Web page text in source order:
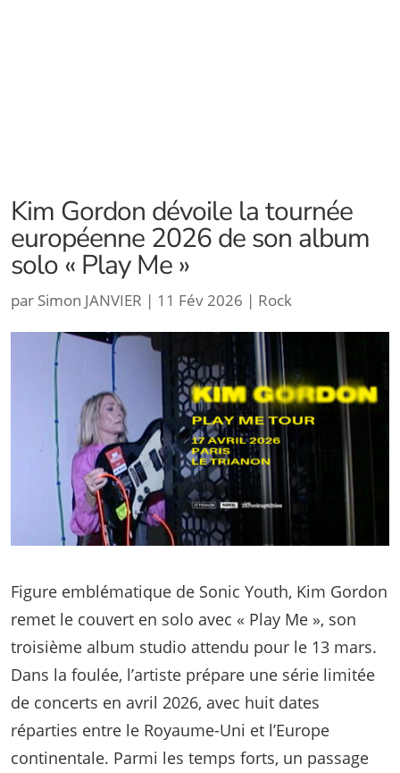
Kim Gordon dévoile la tournée
européenne 2026 de son album
solo « Play Me »
par Simon JANVIER | 11 Fév 2026 | Rock
Figure emblématique de Sonic Youth, Kim Gordon
remet le couvert en solo avec « Play Me », son
troisième album studio attendu pour le 13 mars.
Dans la foulée, l’artiste prépare une série limitée
de concerts en avril 2026, avec huit dates
réparties entre le Royaume-Uni et l’Europe
continentale. Parmi les temps forts, un passage